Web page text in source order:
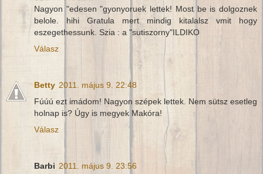
Nagyon "edesen "gyonyoruek lettek! Most be is dolgoznek
belole. hihi Gratula mert mindig kitalalsz vmit hogy
eszegethessunk. Szia : a "sutiszorny"ILDIKO
Válasz
Betty 2011. május 9. 22:48
Fúúú ezt imádom! Nagyon szépek lettek. Nem sütsz esetleg
holnap is? Úgy is megyek Makóra!
Válasz
Barbi 2011. május 9. 23:56